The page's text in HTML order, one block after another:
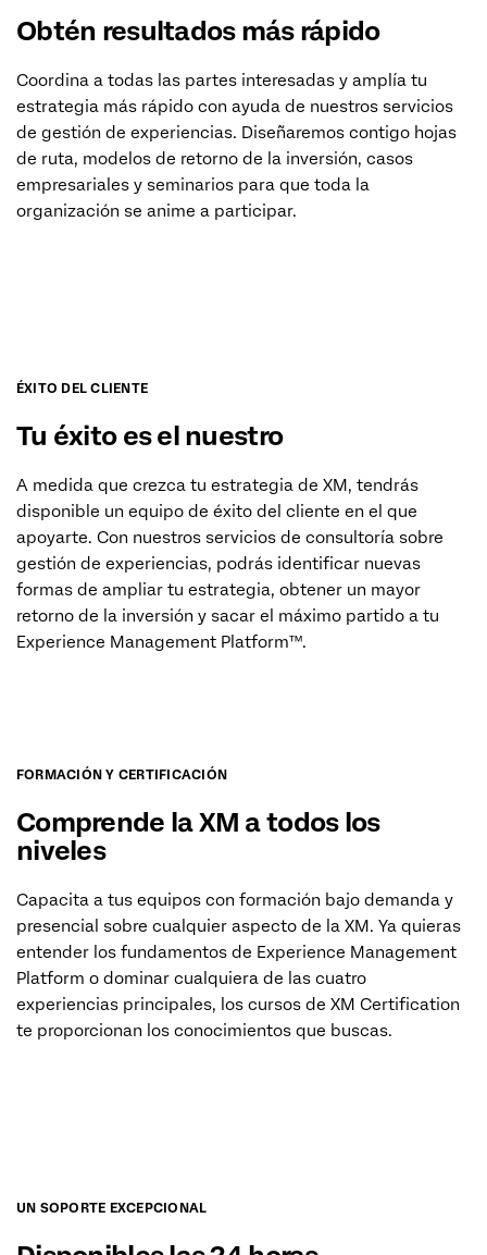
Obtén resultados más rápido
Coordina a todas las partes interesadas y amplía tu
estrategia más rápido con ayuda de nuestros servicios
de gestión de experiencias. Diseñaremos contigo hojas
de ruta, modelos de retorno de la inversión, casos
empresariales y seminarios para que toda la
organización se anime a participar.
ÉXITO DEL CLIENTE
Tu éxito es el nuestro
A medida que crezca tu estrategia de XM, tendrás
disponible un equipo de éxito del cliente en el que
apoyarte. Con nuestros servicios de consultoría sobre
gestión de experiencias, podrás identificar nuevas
formas de ampliar tu estrategia, obtener un mayor
retorno de la inversión y sacar el máximo partido a tu
Experience Management Platform™.
FORMACIÓN Y CERTIFICACIÓN
Comprende la XM a todos los
niveles
Capacita a tus equipos con formación bajo demanda y
presencial sobre cualquier aspecto de la XM. Ya quieras
entender los fundamentos de Experience Management
Platform o dominar cualquiera de las cuatro
experiencias principales, los cursos de XM Certification
te proporcionan los conocimientos que buscas.
UN SOPORTE EXCEPCIONAL